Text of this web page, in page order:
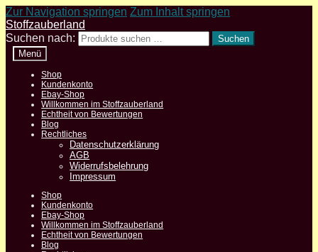
Zur Navigation springen Zum Inhalt springen
Stoffzauberland
Suchen nach:
Suchen
Menü
Shop
Kundenkonto
Ebay-Shop
Willkommen im Stoffzauberland
Echtheit von Bewertungen
Blog
Rechtliches
Datenschutzerklärung
AGB
Widerrufsbelehrung
Impressum
Shop
Kundenkonto
Ebay-Shop
Willkommen im Stoffzauberland
Echtheit von Bewertungen
Blog